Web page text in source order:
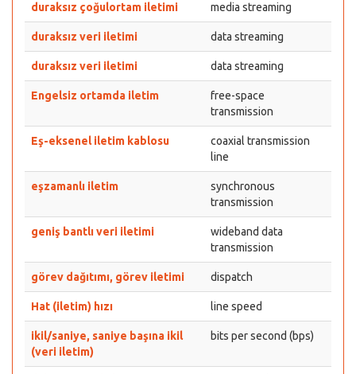
duraksız çoğulortam iletimi media streaming
duraksız veri iletimi data streaming
duraksız veri iletimi data streaming
Engelsiz ortamda iletim
free-space
transmission
Eş-eksenel iletim kablosu
coaxial transmission
line
eşzamanlı iletim
synchronous
transmission
geniş bantlı veri iletimi
wideband data
transmission
görev dağıtımı, görev iletimi dispatch
Hat (iletim) hızı line speed
ikil/saniye, saniye başına ikil
(veri iletim)
bits per second (bps)